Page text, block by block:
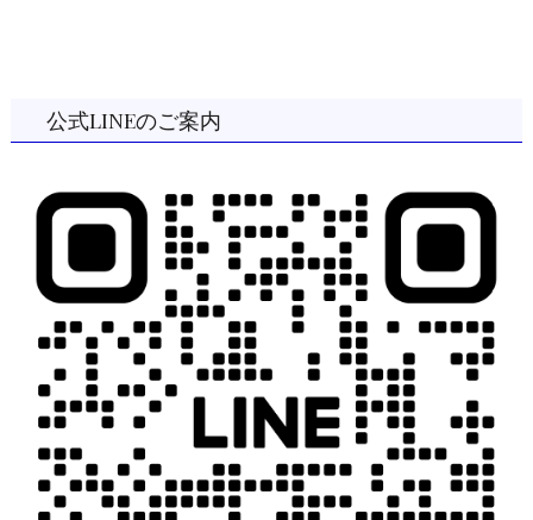
公式LINEのご案内